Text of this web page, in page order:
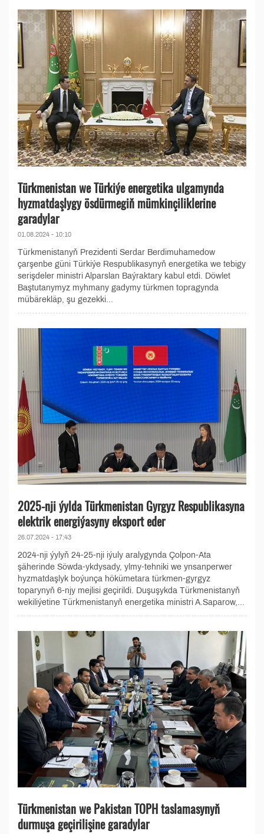
Türkmenistan we Türkiýe energetika ulgamynda
hyzmatdaşlygy ösdürmegiň mümkinçiliklerine
garadylar
01.08.2024 - 10:10
Türkmenistanyň Prezidenti Serdar Berdimuhamedow
çarşenbe güni Türkiýe Respublikasynyň energetika we tebigy
serişdeler ministri Alparslan Baýraktary kabul etdi. Döwlet
Baştutanymyz myhmany gadymy türkmen topragynda
mübärekläp, şu gezekki...
2025-nji ýylda Türkmenistan Gyrgyz Respublikasyna
elektrik energiýasyny eksport eder
26.07.2024 - 17:43
2024-nji ýylyň 24-25-nji iýuly aralygynda Çolpon-Ata
şäherinde Söwda-ykdysady, ylmy-tehniki we ynsanperwer
hyzmatdaşlyk boýunça hökümetara türkmen-gyrgyz
toparynyň 6-njy mejlisi geçirildi. Duşuşykda Türkmenistanyň
wekiliýetine Türkmenistanyň energetika ministri A.Saparow,...
Türkmenistan we Pakistan TOPH taslamasynyň
durmuşa geçirilişine garadylar